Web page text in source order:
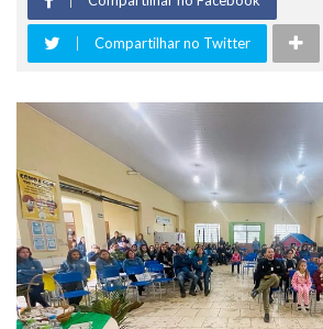
Compartilhar no Twitter